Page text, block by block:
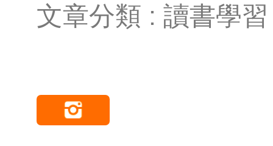
文章分類 : 讀書學習